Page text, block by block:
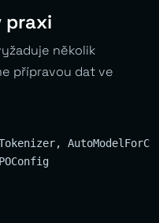
praxi
několik
přípravou dat ve